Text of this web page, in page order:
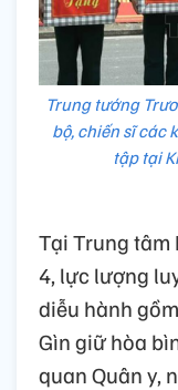
Trung tướng
bộ, chiến sĩ các
tập tại
Tại Trung tâm
4, lực lượng
diễu hành
Gìn giữ hòa
quan Quân y,